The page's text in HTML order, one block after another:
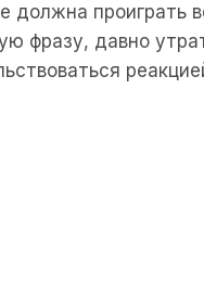
должна проиграть
фразу, давно